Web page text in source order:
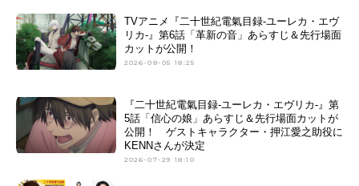
TVアニメ『二十世紀電氣目録-ユーレカ・エヴ
リカ-』第6話「革新の音」あらすじ＆先行場面
カットが公開！
2026-08-05 18:25
『二十世紀電氣目録-ユーレカ・エヴリカ-』第
5話「信心の娘」あらすじ＆先行場面カットが
公開！ ゲストキャラクター・押江愛之助役に
KENNさんが決定
2026-07-29 18:10